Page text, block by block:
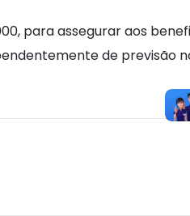
para assegurar aos
de previsão